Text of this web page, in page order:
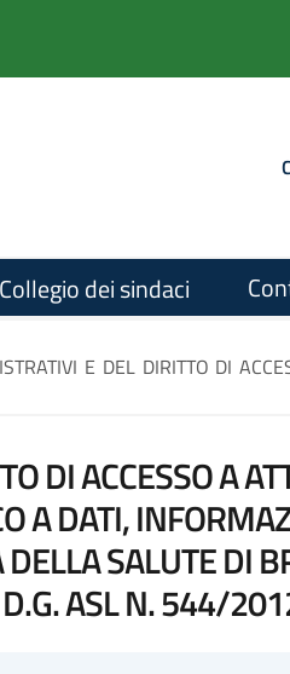
Collegio dei sindaci
E DEL DIRITTO DI
DI ACCESSO A
A DATI,
SALUTE DI
ASL N. 544/